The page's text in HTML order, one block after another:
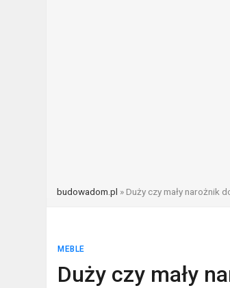
budowadom.pl » Duży czy mały narożnik
MEBLE
Duży czy mały